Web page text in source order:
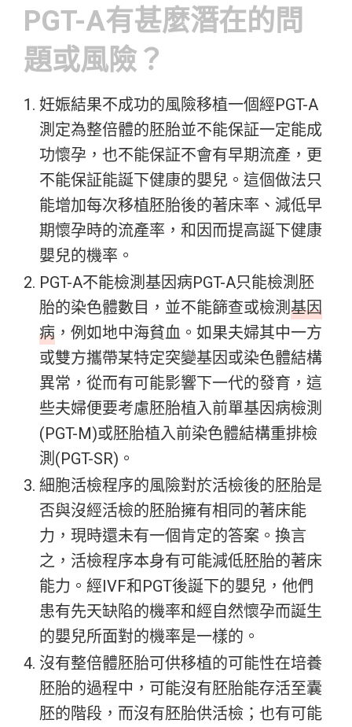
PGT-A有甚麼潛在的問
題或風險？
妊娠結果不成功的風險移植一個經PGT-A
測定為整倍體的胚胎並不能保証一定能成
功懷孕，也不能保証不會有早期流產，更
不能保証能誕下健康的嬰兒。這個做法只
能增加每次移植胚胎後的著床率、減低早
期懷孕時的流產率，和因而提高誕下健康
嬰兒的機率。
PGT-A不能檢測基因病PGT-A只能檢測胚
胎的染色體數目，並不能篩查或檢測基因
病 ，例如地中海貧血。如果夫婦其中一方
或雙方攜帶某特定突變基因或染色體結構
異常，從而有可能影響下一代的發育，這
些夫婦便要考慮胚胎植入前單基因病檢測
(PGT-M)或胚胎植入前染色體結構重排檢
測(PGT-SR)。
細胞活檢程序的風險對於活檢後的胚胎是
否與沒經活檢的胚胎擁有相同的著床能
力，現時還未有一個肯定的答案。換言
之，活檢程序本身有可能減低胚胎的著床
能力。 經IVF和PGT後誕下的嬰兒，他們
患有先天缺陷的機率和經自然懷孕而誕生
的嬰兒所面對的機率是一樣的。
沒有整倍體胚胎可供移植的可能性在培養
胚胎的過程中，可能沒有胚胎能存活至囊
胚的階段，而沒有胚胎供活檢；也有可能